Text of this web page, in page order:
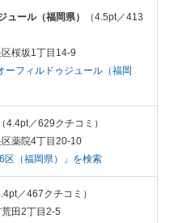
ュール（福岡県）
（4.5pt／413
桜坂1丁目14-9
ーフィルドゥジュール（福岡
（4.4pt／629クチコミ）
薬院4丁目20-10
区（福岡県）」を検索
／467クチコミ）
田2丁目2-5